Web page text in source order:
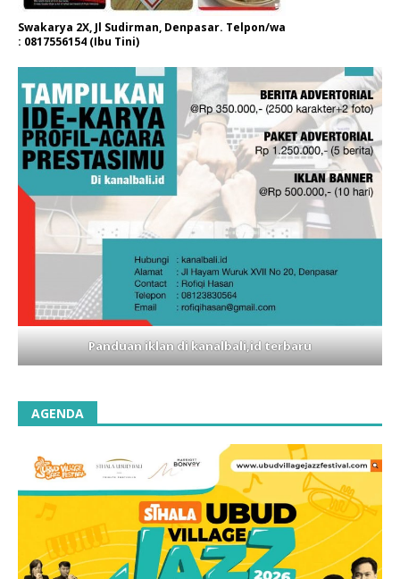
Swakarya 2X, Jl Sudirman, Denpasar. Telpon/wa
: 0817556154 (Ibu Tini)
Panduan iklan di kanalbali,id terbaru
AGENDA